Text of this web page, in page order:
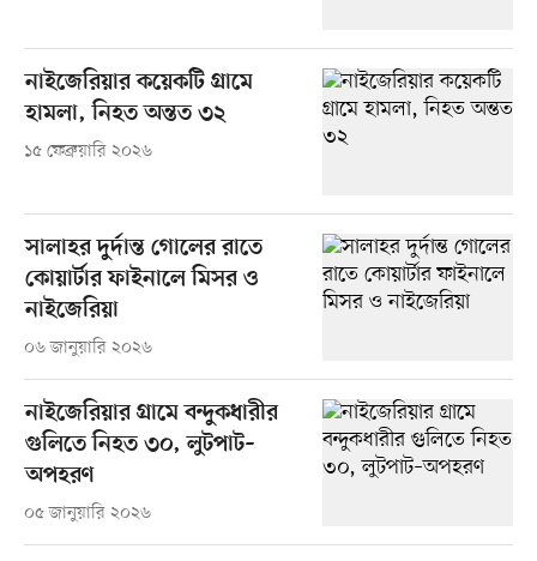
নাইজেরিয়ার কয়েকটি গ্রামে
হামলা, নিহত অন্তত ৩২
১৫ ফেব্রুয়ারি ২০২৬
সালাহর দুর্দান্ত গোলের রাতে
কোয়ার্টার ফাইনালে মিসর ও
নাইজেরিয়া
০৬ জানুয়ারি ২০২৬
নাইজেরিয়ার গ্রামে বন্দুকধারীর
গুলিতে নিহত ৩০, লুটপাট–
অপহরণ
০৫ জানুয়ারি ২০২৬